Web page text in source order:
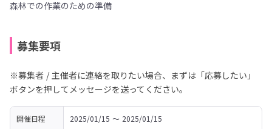
森林での作業のための準備
募集要項
※募集者 / 主催者に連絡を取りたい場合、まずは「応募したい」
ボタンを押してメッセージを送ってください。
開催日程 2025/01/15 〜 2025/01/15